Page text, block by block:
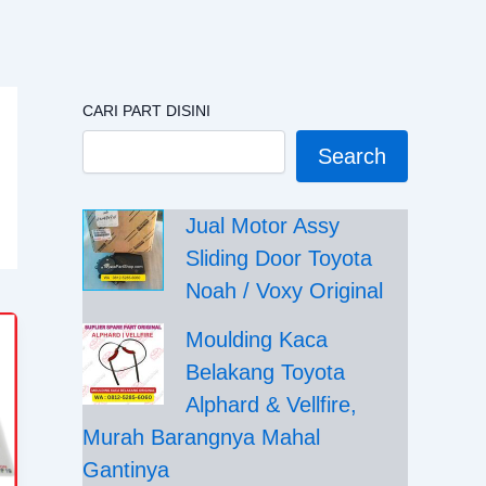
CARI PART DISINI
Search
Jual Motor Assy
Sliding Door Toyota
Noah / Voxy Original
Moulding Kaca
Belakang Toyota
Alphard & Vellfire,
Murah Barangnya Mahal
Gantinya